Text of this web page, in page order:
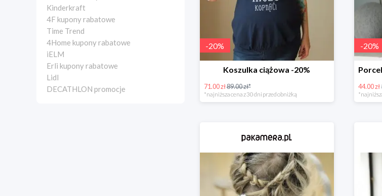
Kinderkraft
4F kupony rabatowe
Time Trend
4Home kupony rabatowe
iELM
Erli kupony rabatowe
Lidl
DECATHLON promocje
-20%
Koszulka ciążowa -20%
71.00 zł89.00 zł*
*najniższa cena z 30 dni przed obniżką
-20%
44.00 zł